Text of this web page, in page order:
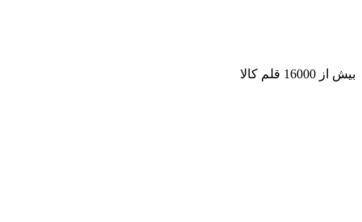
بیش از 16000 قلم کالا